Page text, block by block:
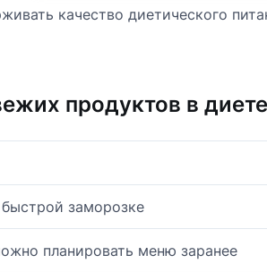
качество диетического
продуктов в диете
заморозке
планировать меню заранее